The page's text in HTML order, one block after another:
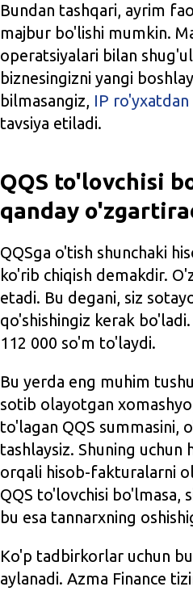
Bundan tashqari, ayrim
majbur bo'lishi mumkin.
operatsiyalari bilan
biznesingizni yangi
bilmasangiz, IP ro'yxatdan
tavsiya etiladi.
QQS to'lovchisi
qanday
QQSga o'tish shunchaki
ko'rib chiqish demakdir.
etadi. Bu degani, siz
qo'shishingiz kerak
112 000 so'm to'laydi.
Bu yerda eng muhim
sotib olayotgan
to'lagan QQS summasini,
tashlaysiz. Shuning uchun
orqali hisob-fakturalarni
QQS to'lovchisi bo'lmasa,
bu esa tannarxning
Ko'p tadbirkorlar uchun
aylanadi. Azma Finance